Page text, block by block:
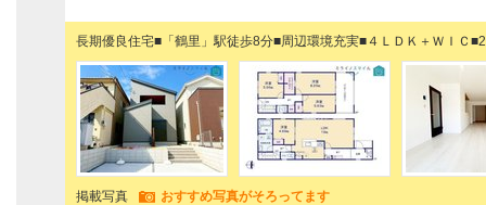
長期優良住宅■「鶴里」駅徒歩8分■周辺環境充実■４ＬＤＫ＋ＷＩＣ
掲載写真 おすすめ写真がそろってます